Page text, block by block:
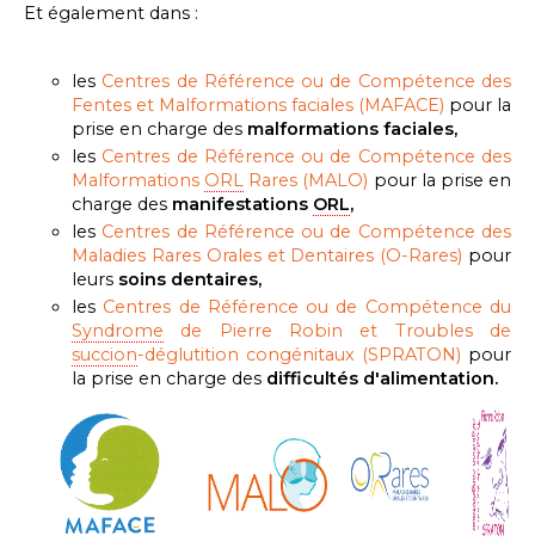
Et également dans :
les Centres de Référence ou de Compétence des
Fentes et Malformations faciales (MAFACE) pour la
prise en charge des malformations faciales,
les Centres de Référence ou de Compétence des
Malformations ORL Rares (MALO) pour la prise en
charge des manifestations ORL,
les Centres de Référence ou de Compétence des
Maladies Rares Orales et Dentaires (O-Rares) pour
leurs soins dentaires,
les Centres de Référence ou de Compétence du
Syndrome de Pierre Robin et Troubles de
succion-déglutition congénitaux (SPRATON) pour
la prise en charge des difficultés d'alimentation.